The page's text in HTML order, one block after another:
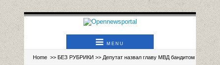
MENU
Home >> БЕЗ РУБРИКИ >> Депутат назвал главу МВД бандитом